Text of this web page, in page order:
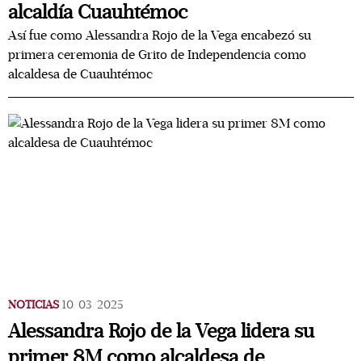
alcaldía Cuauhtémoc
Así fue como Alessandra Rojo de la Vega encabezó su
primera ceremonia de Grito de Independencia como
alcaldesa de Cuauhtémoc
NOTICIAS 10/03/2025
Alessandra Rojo de la Vega lidera su